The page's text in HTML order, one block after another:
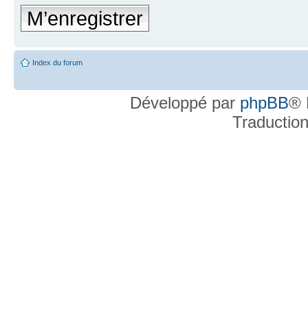
M’enregistrer
Index du forum
Développé par phpBB®